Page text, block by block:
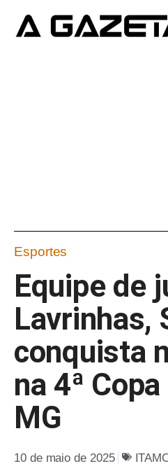
Esportes
Equipe de
Lavrinhas,
conquista
na 4ª
MG
10 de maio de 2025